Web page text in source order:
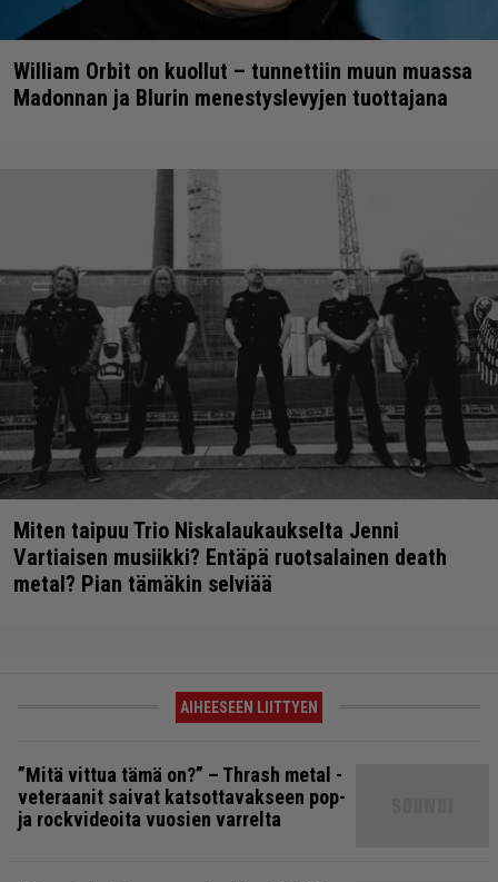
William Orbit on kuollut – tunnettiin muun muassa
Madonnan ja Blurin menestyslevyjen tuottajana
Miten taipuu Trio Niskalaukaukselta Jenni
Vartiaisen musiikki? Entäpä ruotsalainen death
metal? Pian tämäkin selviää
AIHEESEEN LIITTYEN
”Mitä vittua tämä on?” – Thrash metal -
veteraanit saivat katsottavakseen pop-
ja rockvideoita vuosien varrelta